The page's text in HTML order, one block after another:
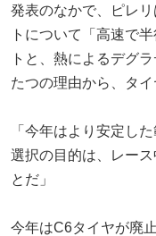
発表のなかで、ピレ
トについて「高速で
トと、熱によるデグ
たつの理由から、タ
「今年はより安定し
選択の目的は、レー
とだ」
今年はC6タイヤが廃